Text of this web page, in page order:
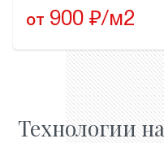
от 900 ₽/м2
Технологии